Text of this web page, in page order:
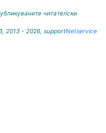
читателски
2013 - 2026, supportNetservice